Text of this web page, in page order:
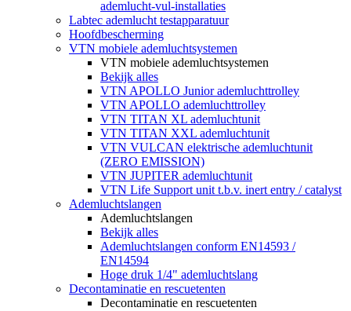
ademlucht-vul-installaties
Labtec ademlucht testapparatuur
Hoofdbescherming
VTN mobiele ademluchtsystemen
VTN mobiele ademluchtsystemen
Bekijk alles
VTN APOLLO Junior ademluchttrolley
VTN APOLLO ademluchttrolley
VTN TITAN XL ademluchtunit
VTN TITAN XXL ademluchtunit
VTN VULCAN elektrische ademluchtunit
(ZERO EMISSION)
VTN JUPITER ademluchtunit
VTN Life Support unit t.b.v. inert entry / catalyst
Ademluchtslangen
Ademluchtslangen
Bekijk alles
Ademluchtslangen conform EN14593 /
EN14594
Hoge druk 1/4" ademluchtslang
Decontaminatie en rescuetenten
Decontaminatie en rescuetenten